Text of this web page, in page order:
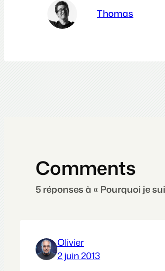
Thomas
Comments
5 réponses à « Pourquoi je
Olivier
2 juin 2013